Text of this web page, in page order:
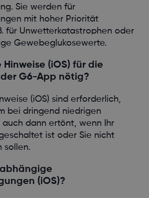
Sie werden für
mit hoher Priorität
für Unwetterkatastrophen oder
Gewebeglukosewerte.
(iOS) für die
G6-App nötig?
(iOS) sind erforderlich,
bei dringend niedrigen
auch dann ertönt, wenn Ihr
ist oder Sie nicht
sollen.
(iOS)?